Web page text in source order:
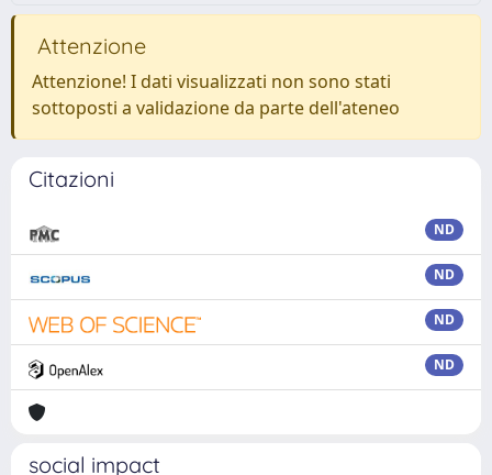
Attenzione
Attenzione! I dati visualizzati non sono stati
sottoposti a validazione da parte dell'ateneo
Citazioni
ND
ND
ND
ND
social impact